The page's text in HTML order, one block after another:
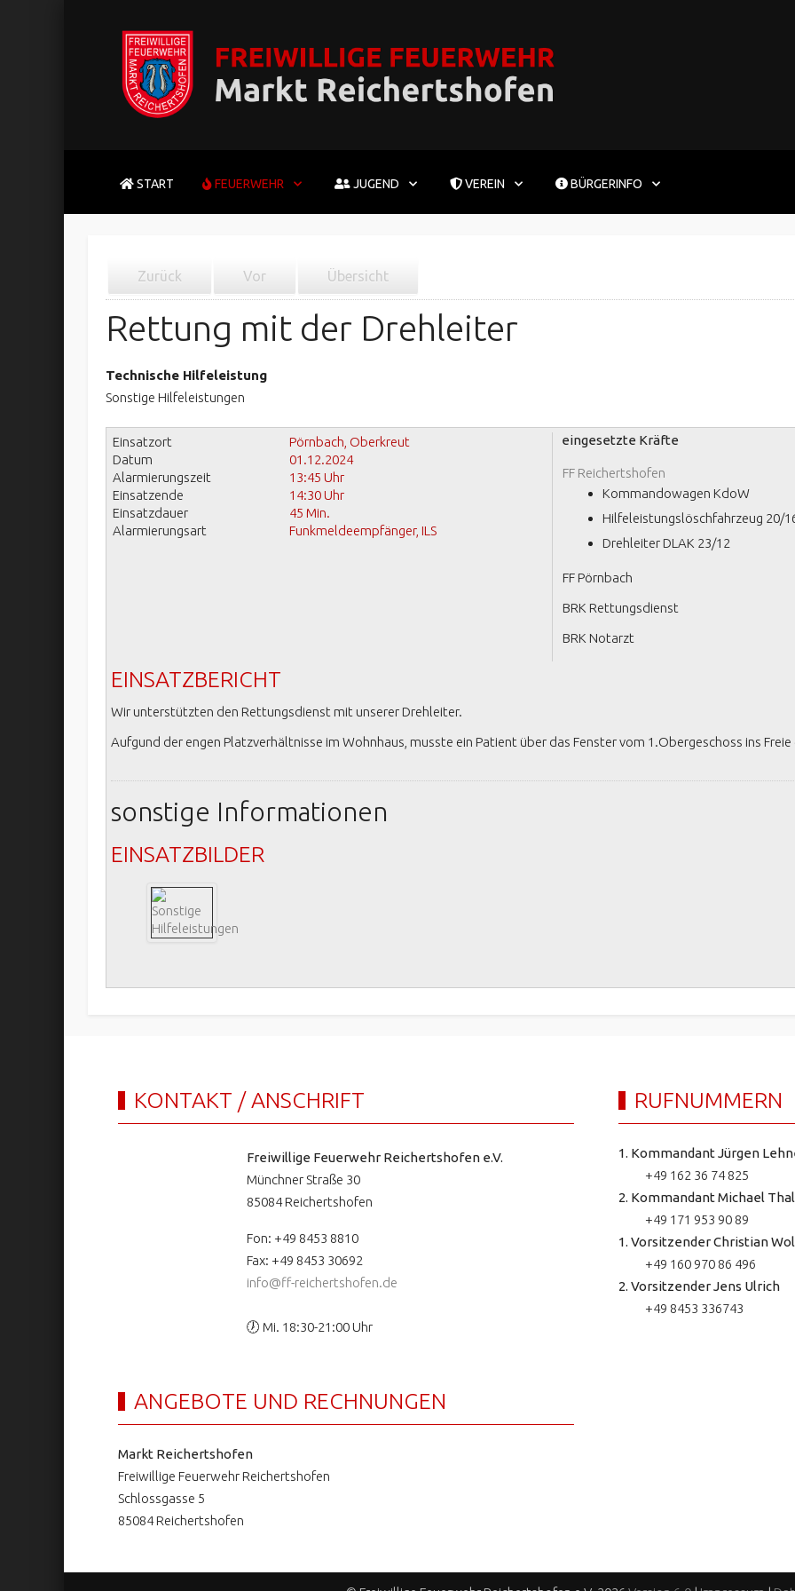
START FEUERWEHR JUGEND VEREIN BÜRGERINFO
Zurück Vor Übersicht
Rettung mit der Drehleiter
Technische Hilfeleistung
Sonstige Hilfeleistungen
Einsatzort
Pörnbach, Oberkreut
Datum
01.12.2024
Alarmierungszeit
13:45 Uhr
Einsatzende
14:30 Uhr
Einsatzdauer
45 Min.
Alarmierungsart
Funkmeldeempfänger, ILS
eingesetzte Kräfte
FF Reichertshofen
Kommandowagen KdoW
Hilfeleistungslöschfahrzeug 20/
Drehleiter DLAK 23/12
FF Pörnbach
BRK Rettungsdienst
BRK Notarzt
EINSATZBERICHT
Wir unterstützten den Rettungsdienst mit unserer Drehleiter.
Aufgund der engen Platzverhältnisse im Wohnhaus, musste ein Patient über das Fenster vom 1.Obergeschoss ins
sonstige Informationen
EINSATZBILDER
KONTAKT / ANSCHRIFT
Freiwillige Feuerwehr Reichertshofen e.V.
Münchner Straße 30
85084 Reichertshofen
Fon: +49 8453 8810
Fax: +49 8453 30692
info@ff-reichertshofen.de
🕖 Mi. 18:30-21:00 Uhr
ANGEBOTE UND RECHNUNGEN
Markt Reichertshofen
Freiwillige Feuerwehr Reichertshofen
Schlossgasse 5
85084 Reichertshofen
RUFNUMMERN
1. Kommandant Jürgen
+49 162 36 74 825
2. Kommandant Michael
+49 171 953 90 89
1. Vorsitzender Christian
+49 160 970 86 496
2. Vorsitzender Jens Ulrich
+49 8453 336743